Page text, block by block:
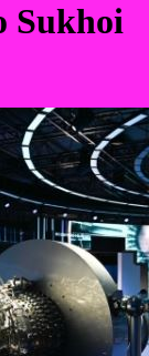
Sukhoi